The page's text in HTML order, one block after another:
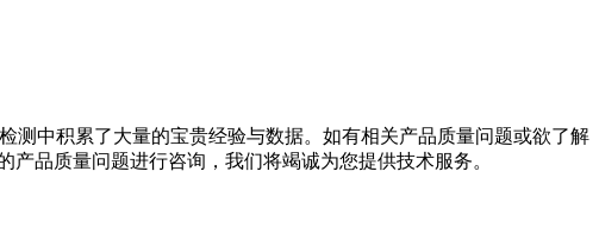
测中积累了大量的宝贵经验与数据。如有相关产品质量问题或欲了解
产品质量问题进行咨询，我们将竭诚为您提供技术服务。